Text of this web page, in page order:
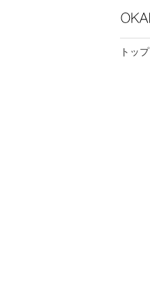
トップ